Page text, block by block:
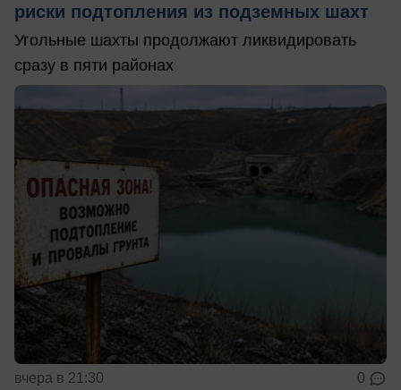
риски подтопления из подземных шахт
Угольные шахты продолжают ликвидировать
сразу в пяти районах
вчера в 21:30 0